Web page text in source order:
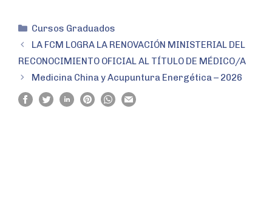
Cursos Graduados
LA FCM LOGRA LA RENOVACIÓN MINISTERIAL DEL
RECONOCIMIENTO OFICIAL AL TÍTULO DE MÉDICO/A
Medicina China y Acupuntura Energética – 2026